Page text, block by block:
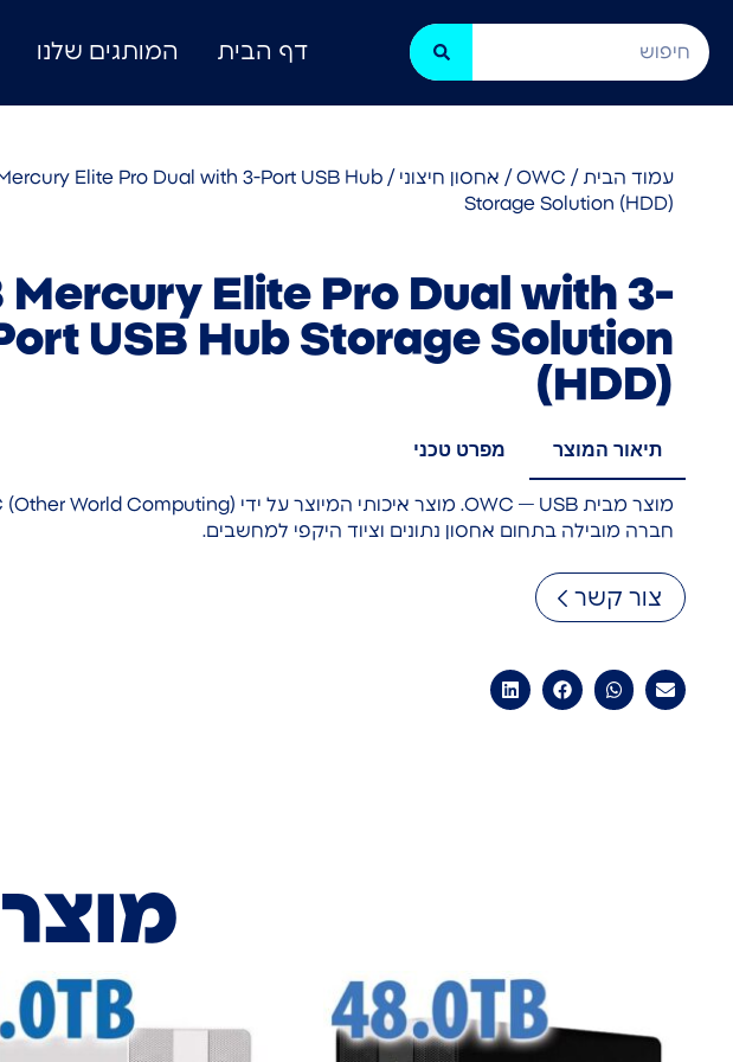
דף הבית המותגים שלנו
עמוד הבית /
OWC
/ אחסון חיצוני
Mercury Elite Pro Dual with 3-Port USB Hub
Storage Solution (HDD)
Mercury Elite Pro Dual with 3-
USB Hub Storage Solution
(HDD)
תיאור המוצר מפרט טכני
חברה מובילה בתחום אחסון נתונים וציוד היקפי למחשבים.
צור קשר